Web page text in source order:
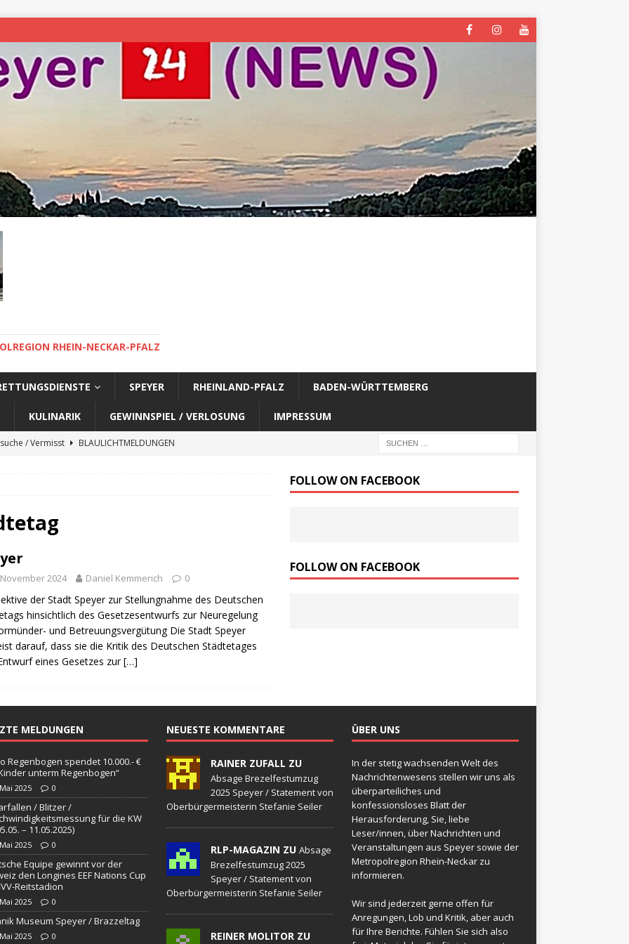
RHEIN-NECKAR-PFALZ
SPEYER RHEINLAND-PFALZ BADEN-WÜRTTEMBERG
KULINARIK GEWINNSPIEL / VERLOSUNG IMPRESSUM
/ Vermisst
BLAULICHTMELDUNGEN
/ Vermisst
/ Vermisst
/ Vermisst
/ Vermisst
/ Vermisst
BLAULICHTMELDUNGEN
Warnmeldung der Polizei
BLAULICHTMELDUNGEN
/ Öffentlichkeitsfahndung
BLAULICHTMELDUNGEN
/ Vermisste Person
BLAULICHTMELDUNGEN
BLAULICHTMELDUNGEN
– Militärischer Übungsplatz Dudenhofen / Speyer
UMWELT
spendet 10.000.- € an „Kinder unterm Regenbogen“
/ Blitzer / Geschwindigkeitsmessung für die KW 19 (05.05. –
gewinnt vor der Schweiz den Longines EEF Nations Cup im
Speyer / Brazzeltag
SPEYER
November 2024 Daniel Kemmerich 0
der Stadt Speyer zur Stellungnahme des Deutschen
hinsichtlich des Gesetzesentwurfs zur Neuregelung
und Betreuungsvergütung Die Stadt Speyer
darauf, dass sie die Kritik des Deutschen Städtetages
eines Gesetzes zur[…]
FOLLOW ON FACEBOOK
FOLLOW ON FACEBOOK
MELDUNGEN
Regenbogen spendet 10.000.- €
unterm Regenbogen“
2025 0
/ Blitzer /
für die KW
– 11.05.2025)
2025 0
Equipe gewinnt vor der
den Longines EEF Nations Cup
Reitstadion
2025 0
Museum Speyer / Brazzeltag
2025 0
NEUESTE KOMMENTARE
RAINER ZUFALL ZU
Absage Brezelfestumzug
2025 Speyer / Statement von
Oberbürgermeisterin Stefanie Seiler
RLP-MAGAZIN ZU Absage
Brezelfestumzug 2025
Speyer / Statement von
Oberbürgermeisterin Stefanie Seiler
REINER MOLITOR ZU
ÜBER UNS
In der stetig wachsenden Welt des
Nachrichtenwesens stellen wir uns als
überparteiliches und
konfessionsloses Blatt der
Herausforderung, Sie, liebe
Leser/innen, über Nachrichten und
Veranstaltungen aus Speyer sowie der
Metropolregion Rhein-Neckar zu
informieren.
Wir sind jederzeit gerne offen für
Anregungen, Lob und Kritik, aber auch
für Ihre Berichte. Fühlen Sie sich also